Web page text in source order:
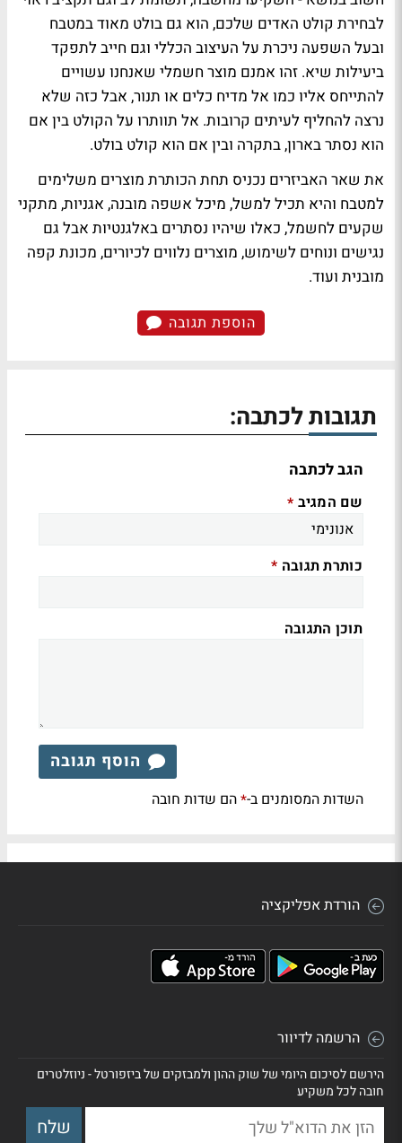
לבחירת קולט האדים שלכם, הוא גם בולט מאוד במטבח
ובעל השפעה ניכרת על העיצוב הכללי וגם חייב לתפקד
ביעילות שיא. זהו אמנם מוצר חשמלי שאנחנו עשויים
להתייחס אליו כמו אל מדיח כלים או תנור, אבל כזה שלא
נרצה להחליף לעיתים קרובות. אל תוותרו על הקולט בין אם
הוא נסתר בארון, בתקרה ובין אם הוא קולט בולט.
את שאר האביזרים נכניס תחת הכותרת מוצרים משלימים
למטבח והיא תכיל למשל, מיכל אשפה מובנה, אגניות, מתקני
שקעים לחשמל, כאלו שיהיו נסתרים באלגנטיות אבל גם
נגישים ונוחים לשימוש, מוצרים נלווים לכיורים, מכונת קפה
מובנית ועוד.
הוספת תגובה
תגובות לכתבה:
הגב לכתבה
שם המגיב *
כותרת תגובה *
תוכן התגובה
הוסף תגובה
השדות המסומנים ב-*הם שדות חובה
הורדת אפליקציה
הרשמה לדיוור
הירשם לסיכום היומי של שוק ההון ולמבזקים של ביזפורטל - ניוזלטרים
חובה לכל משקיע